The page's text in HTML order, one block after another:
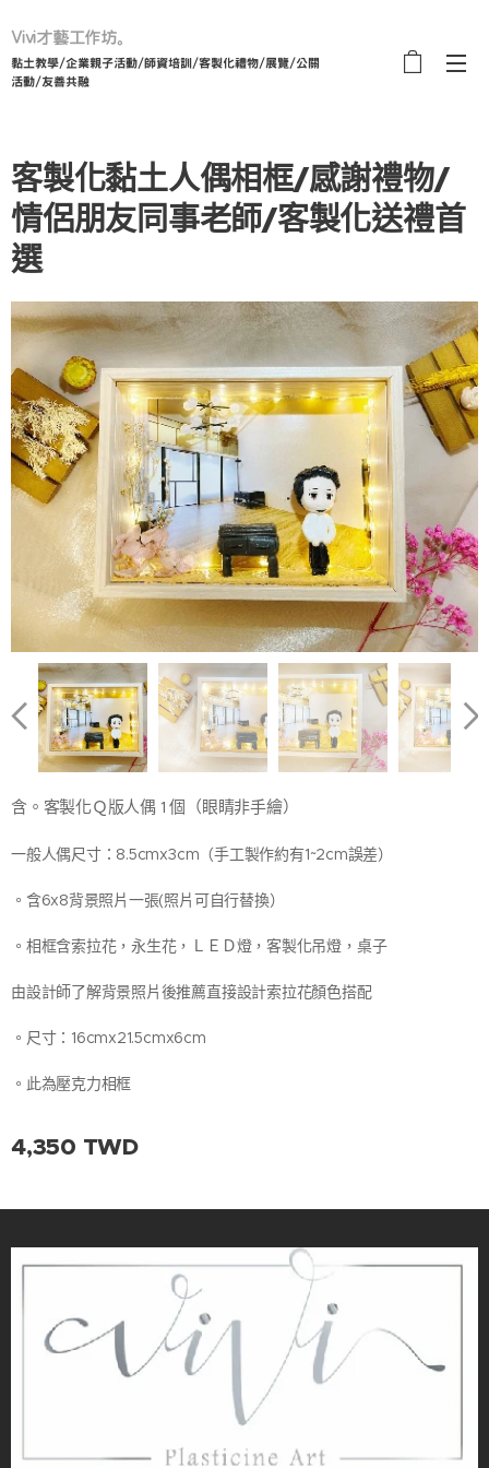
Vivi才藝工作坊。
黏土教學/企業親子活動/師資培訓/客製化禮物/展覽/公關
活動/友善共融
客製化黏土人偶相框/感謝禮物/
情侶朋友同事老師/客製化送禮首
選
含。客製化Ｑ版人偶 1 個（眼睛非手繪）
一般人偶尺寸：8.5cmx3cm（手工製作約有1~2cm誤差）
。含6x8背景照片一張(照片可自行替換）
。相框含索拉花，永生花，ＬＥＤ燈，客製化吊燈，桌子
由設計師了解背景照片後推薦直接設計索拉花顏色搭配
。尺寸：16cmx21.5cmx6cm
。此為壓克力相框
4,350 TWD